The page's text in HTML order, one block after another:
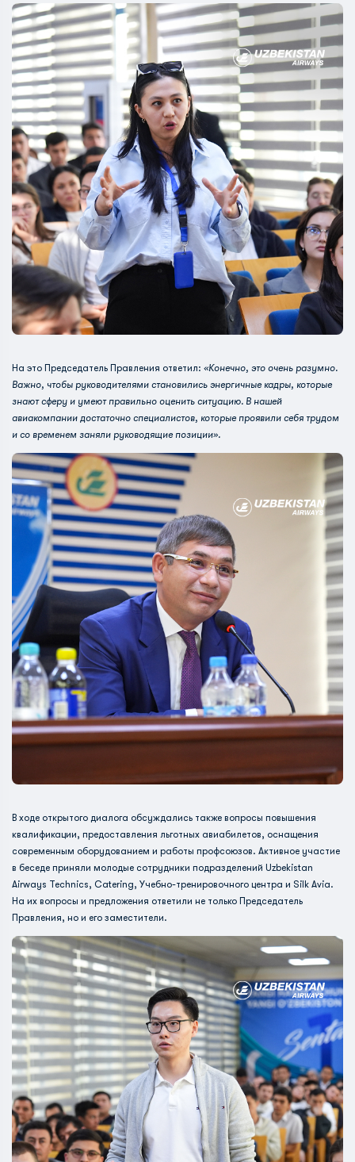
На это Председатель Правления ответил: «Конечно, это очень разумно.
Важно, чтобы руководителями становились энергичные кадры, которые
знают сферу и умеют правильно оценить ситуацию. В нашей
авиакомпании достаточно специалистов, которые проявили себя трудом
и со временем заняли руководящие позиции».
В ходе открытого диалога обсуждались также вопросы повышения
квалификации, предоставления льготных авиабилетов, оснащения
современным оборудованием и работы профсоюзов. Активное участие
в беседе приняли молодые сотрудники подразделений Uzbekistan
Airways Technics, Catering, Учебно-тренировочного центра и Silk Avia.
На их вопросы и предложения ответили не только Председатель
Правления, но и его заместители.